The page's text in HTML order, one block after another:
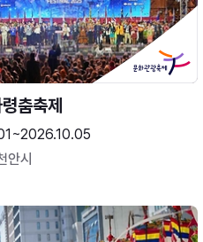
춤축제
안시